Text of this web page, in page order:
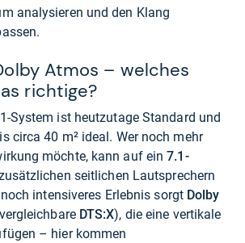
analysieren und den Klang
Atmos – welches
richtige?
System ist heutzutage Standard und
circa 40 m² ideal. Wer noch mehr
möchte, kann auf ein7.1-
seitlichen Lautsprechern
intensiveres Erlebnis sorgt Dolby
DTS:X), die eine vertikale
– hier kommen